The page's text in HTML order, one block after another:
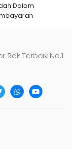
Dalam
Rak Terbaik No.1